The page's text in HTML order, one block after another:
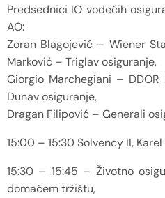
Predsednici IO vodećih
AO:
Zoran Blagojević – Wiener
Marković – Triglav osiguranje,
Giorgio Marchegiani –
Dunav osiguranje,
Dragan Filipović – Generali
15:00 – 15:30 Solvency II,
15:30 – 15:45 – Životno
domaćem tržištu,